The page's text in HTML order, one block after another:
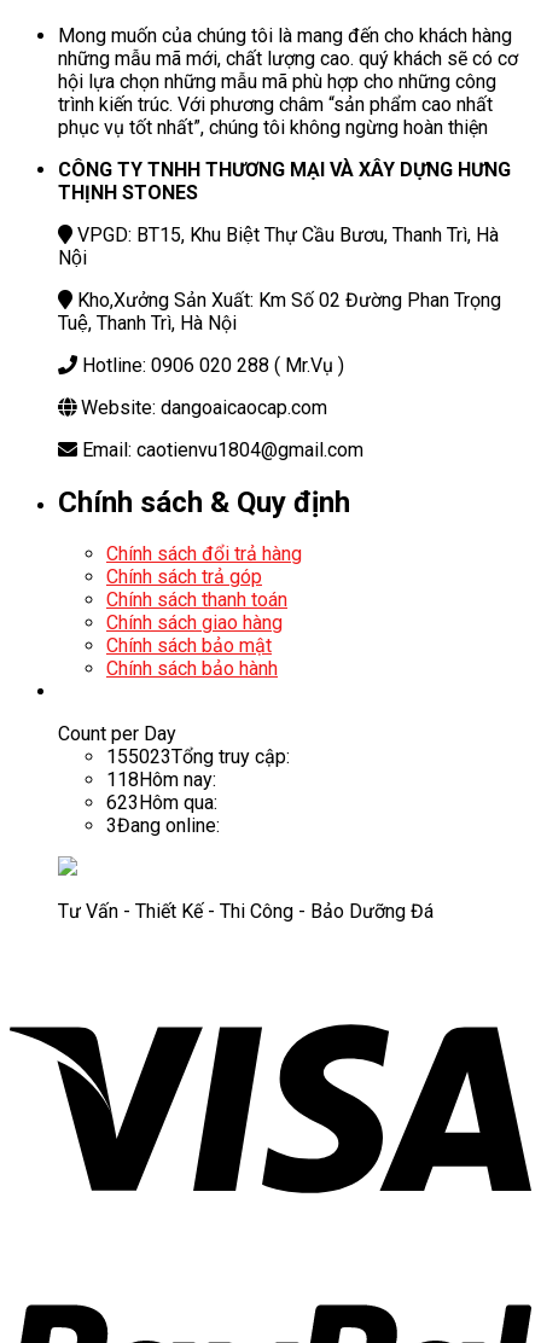
Mong muốn của chúng tôi là mang đến cho khách hàng
những mẫu mã mới, chất lượng cao. quý khách sẽ có cơ
hội lựa chọn những mẫu mã phù hợp cho những công
trình kiến trúc. Với phương châm “sản phẩm cao nhất
phục vụ tốt nhất”, chúng tôi không ngừng hoàn thiện
CÔNG TY TNHH THƯƠNG MẠI VÀ XÂY DỰNG HƯNG
THỊNH STONES
VPGD: BT15, Khu Biệt Thự Cầu Bươu, Thanh Trì, Hà
Nội
Kho,Xưởng Sản Xuất: Km Số 02 Đường Phan Trọng
Tuệ, Thanh Trì, Hà Nội
Hotline: 0906 020 288 ( Mr.Vụ )
Website: dangoaicaocap.com
Email: caotienvu1804@gmail.com
Chính sách & Quy định
Chính sách đổi trả hàng
Chính sách trả góp
Chính sách thanh toán
Chính sách giao hàng
Chính sách bảo mật
Chính sách bảo hành
Count per Day
155023Tổng truy cập:
118 Hôm nay:
623 Hôm qua:
3Đang online:
Tư Vấn - Thiết Kế - Thi Công - Bảo Dưỡng Đá